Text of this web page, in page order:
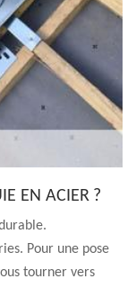
EN ACIER ?
Pour une pose
tourner vers